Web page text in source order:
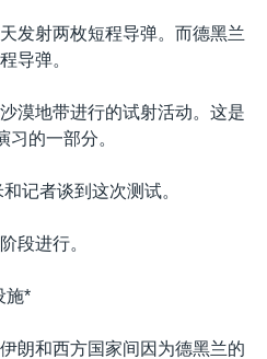
发射两枚短程导弹。而德黑兰
导弹。
漠地带进行的试射活动。这是
习的一部分。
记者谈到这次测试。
段进行。
施*
朗和西方国家间因为德黑兰的